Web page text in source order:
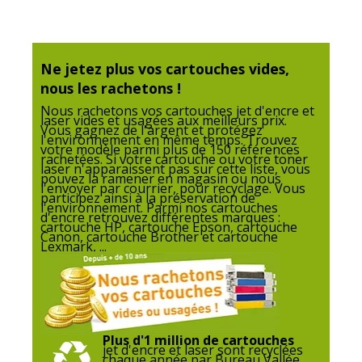
Marque Wecare
Référence
produit
fabricant
K20609IBF
Divers
Divers
Compatibilité
détaillée du
produit
Canon PIXMA iP2850,MG2450
MG2550
MG2550S
MG2950,MG2950S,MG3050
MG3052,MG3053,MX495,TR4550
TR4551,TR4650 TR4651,TS205
TS3150,TS3151,TS3350
TS3355,TS3450 TS3452
Ne jetez plus vos cartouches vides,
nous les rachetons !
Nous rachetons vos cartouches jet d'encre et
laser vides et usagées aux meilleurs prix.
Vous gagnez de l'argent et protégez
l'environnement en même temps. Trouvez
votre modèle parmi plus de 150 références
rachetées. Si votre cartouche ou votre toner
laser n'apparaissent pas sur cette liste, vous
pouvez la ramener en magasin ou nous
l'envoyer par courrier, pour recyclage. Vous
participez ainsi à la préservation de
l'environnement. Parmi nos cartouches
d'encre retrouvez différentes marques :
cartouche HP, cartouche Epson, cartouche
Canon, cartouche Brother et cartouche
Lexmark, ...
Plus d'1 million de cartouches
jet d'encre et laser sont recyclées